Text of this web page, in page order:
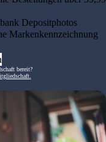
Depositphotos
Markenkennzeichnung
bereit?